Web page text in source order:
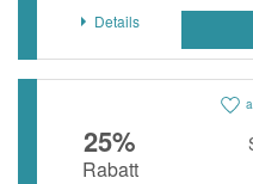
Details
25%
Rabatt